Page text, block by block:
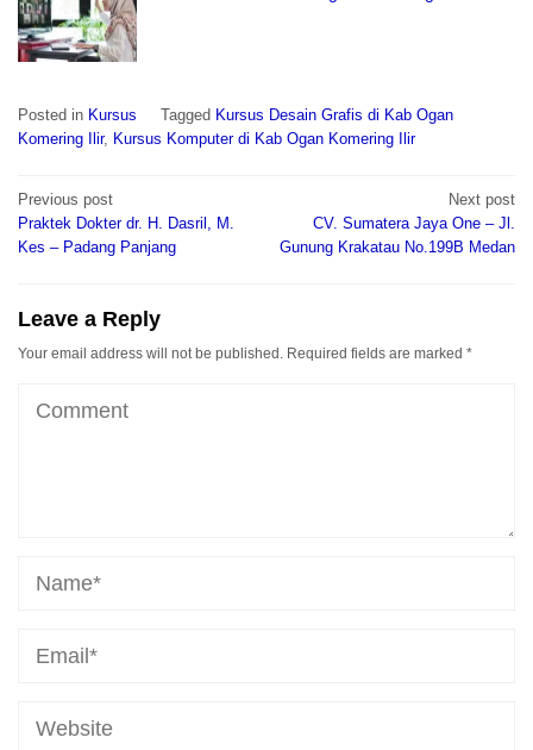
Posted in Kursus Tagged Kursus Desain Grafis di Kab Ogan
Komering Ilir, Kursus Komputer di Kab Ogan Komering Ilir
Post
navigation
Previous post
Praktek Dokter dr. H. Dasril, M.
Kes – Padang Panjang
Next post
CV. Sumatera Jaya One – Jl.
Gunung Krakatau No.199B Medan
Leave a Reply
Your email address will not be published. Required fields are marked *